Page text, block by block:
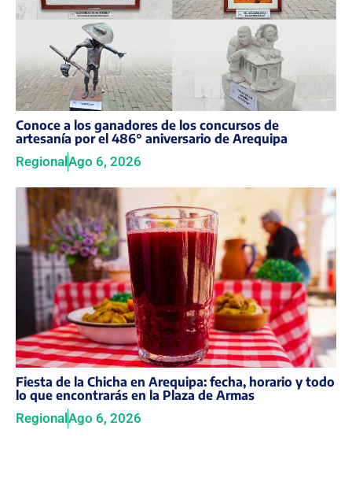
Conoce a los ganadores de los concursos de
artesanía por el 486° aniversario de Arequipa
RegionalAgo 6, 2026
Fiesta de la Chicha en Arequipa: fecha, horario y todo
lo que encontrarás en la Plaza de Armas
Regional Ago 6, 2026